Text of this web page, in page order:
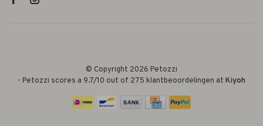
© Copyright 2026 Petozzi
- Petozzi scores a 9.7/10 out of 275 klantbeoordelingen at Kiyoh